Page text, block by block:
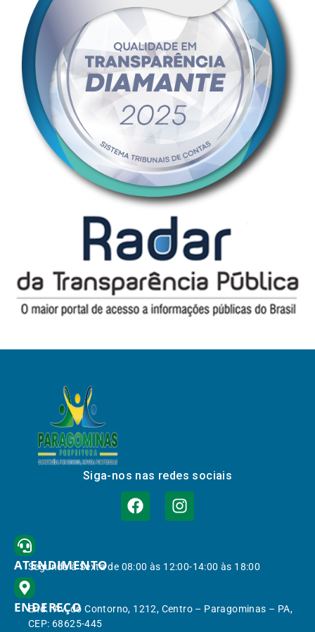
Siga-nos nas redes sociais
ATENDIMENTO
Segunda à Sexta de 08:00 às 12:00-14:00 às 18:00
ENDEREÇO
End.: Av. do Contorno, 1212, Centro – Paragominas – PA,
CEP: 68625-445